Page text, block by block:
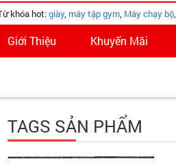
khóa hot:giày, máy tập gym, Máy chạy bộ,
Giới Thiệu Khuyến Mãi
TAGS SẢN PHẨM